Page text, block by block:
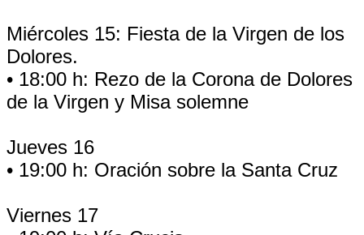
Miércoles 15: Fiesta de la Virgen de los
Dolores.
• 18:00 h: Rezo de la Corona de Dolores
de la Virgen y Misa solemne
Jueves 16
• 19:00 h: Oración sobre la Santa Cruz
Viernes 17